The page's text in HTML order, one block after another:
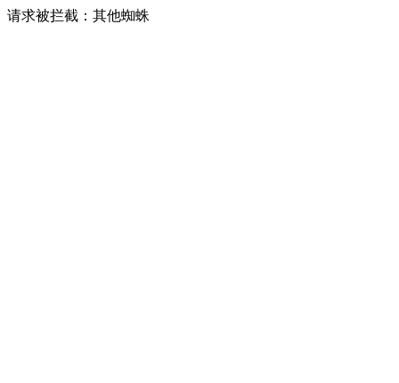
请求被拦截：其他蜘蛛